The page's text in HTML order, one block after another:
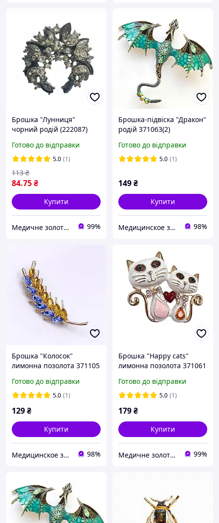
Брошка "Лунниця"
чорний родій (222087)
Готово до відправки
5.0 (1)
84.75₴
113 ₴
Купити
Медичне золото Xuping і Біжутерія оптом 99%
Брошка-підвіска "Дракон"
родій 371063(2)
Готово до відправки
5.0 (1)
149₴
Купити
Медицинское золото 98%
Брошка "Колосок"
лимонна позолота 371105
Готово до відправки
5.0 (1)
129₴
Купити
Медицинское золото 98%
Брошка "Happy cats"
лимонна позолота 371061
Готово до відправки
5.0 (1)
179₴
Купити
Медичне золото Xuping і Біжутерія оптом 99%